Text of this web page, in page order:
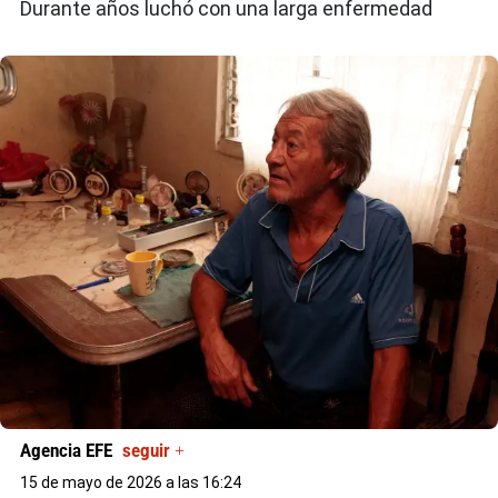
Durante años luchó con una larga enfermedad
Agencia EFE seguir +
15 de mayo de 2026 a las 16:24